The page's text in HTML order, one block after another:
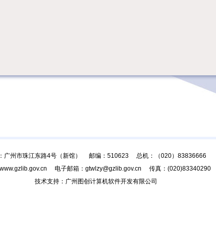
广州市珠江东路4号（新馆） 邮编：510623 总机：（020）83836666
www.gzlib.gov.cn 电子邮箱：gtwlzy@gzlib.gov.cn 传真：(020)83340290
技术支持：广州图创计算机软件开发有限公司